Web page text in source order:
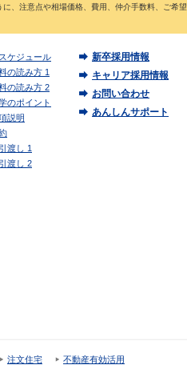
、注意点や相場価格、費用、仲介手数料、ご希望
ケジュール
の読み方 1
の読み方 2
のポイント
説明
渡し 1
渡し 2
新卒採用情報
キャリア採用情報
お問い合わせ
あんしんサポート
注文住宅
不動産有効活用